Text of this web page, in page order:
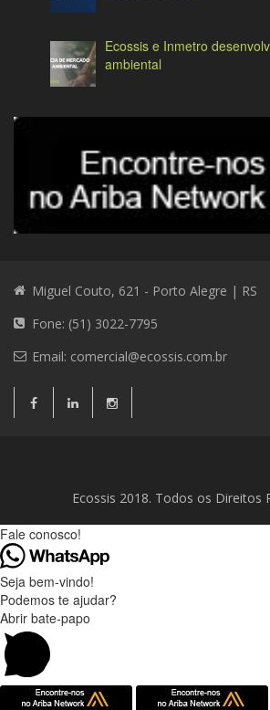
Ecossis e Inmetro
ambiental
Miguel Couto, 621 - Porto Alegre | RS
Fone: (51) 3022-7795
Email: comercial@ecossis.com.br
Ecossis 2018. Todos os Direitos
Fale conosco!
Seja bem-vindo!
Podemos te ajudar?
Abrir bate-papo